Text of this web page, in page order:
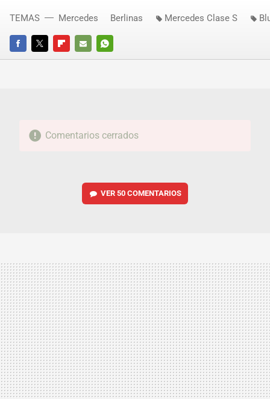
FACEBOOKTWITTERFLIPBOARD
E-
WHATSAPP
TEMAS Mercedes Berlinas Mercedes Clase S
Comentarios cerrados
VER 50 COMENTARIOS